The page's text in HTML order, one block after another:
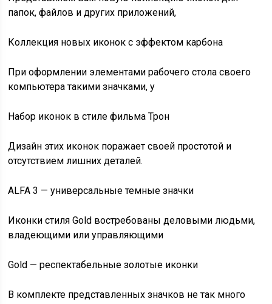
папок, файлов и других приложений,
Коллекция новых иконок с эффектом карбона
При оформлении элементами рабочего стола своего
компьютера такими значками, у
Набор иконок в стиле фильма Трон
Дизайн этих иконок поражает своей простотой и
отсутствием лишних деталей.
ALFA 3 — универсальные темные значки
Иконки стиля Gold востребованы деловыми людьми,
владеющими или управляющими
Gold — респектабельные золотые иконки
В комплекте представленных значков не так много